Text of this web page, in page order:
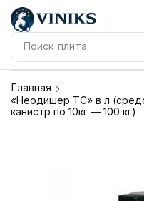
Поиск плита
Главная
«Неодишер ТС» в л
канистр по 10кг — 100 кг)